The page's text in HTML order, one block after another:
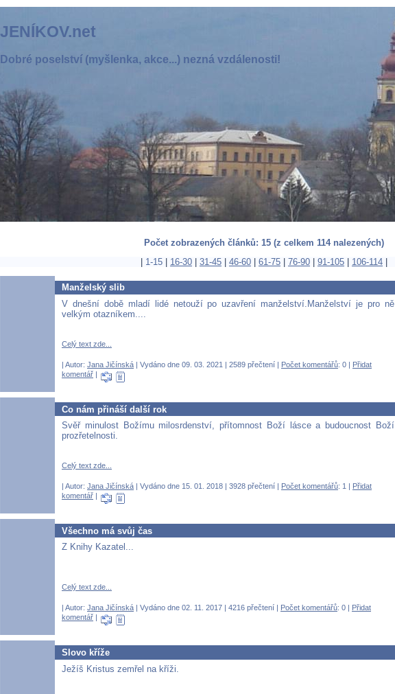
JENÍKOV.net
Dobré poselství (myšlenka, akce...) nezná vzdálenosti!
Počet zobrazených článků: 15 (z celkem 114 nalezených)
1-15 16-30 31-45 46-60 61-75 76-90 91-105 106-114
Manželský slib
V dnešní době mladí lidé netouží po uzavření manželství.Manželství je pro ně
velkým otazníkem....
Celý text zde...
| Autor: Jana Jičínská | Vydáno dne 09. 03. 2021 | 2589 přečtení | Počet komentářů: 0 | Přidat
komentář |
Co nám přináší další rok
Svěř minulost Božímu milosrdenství, přítomnost Boží lásce a budoucnost Boží
prozřetelnosti.
Celý text zde...
| Autor: Jana Jičínská | Vydáno dne 15. 01. 2018 | 3928 přečtení | Počet komentářů: 1 | Přidat
komentář |
Všechno má svůj čas
Z Knihy Kazatel...
Celý text zde...
| Autor: Jana Jičínská | Vydáno dne 02. 11. 2017 | 4216 přečtení | Počet komentářů: 0 |
Přidat
komentář
Slovo kříže
Ježíš Kristus zemřel na kříži.